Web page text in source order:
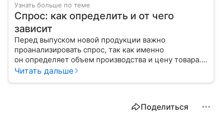
Узнать больше по теме
Спрос: как определить и от чего
зависит
Перед выпуском новой продукции важно
проанализировать спрос, так как именно
он определяет объем производства и цену товара.
С помощью эксперта расскажем, как рассчитать
Читать дальше
Поделиться